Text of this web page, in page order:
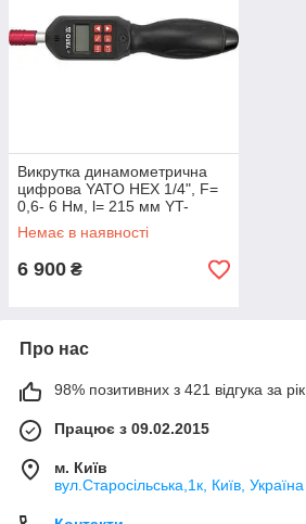
Викрутка динамометрична
цифрова YATO HEX 1/4", F=
0,6- 6 Нм, l= 215 мм YT-
07521 - YT-07521
Немає в наявності
6 900 ₴
Про нас
98% позитивних з 421 відгука за рік
Працює з 09.02.2015
м. Київ
вул.Старосільська,1к, Київ, Україна